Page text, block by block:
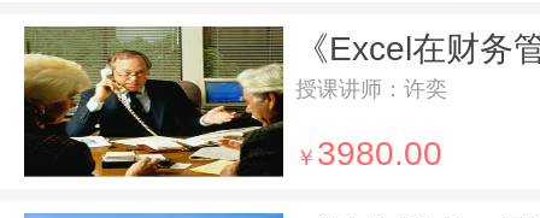
授课讲师：许奕
￥ 3980.00